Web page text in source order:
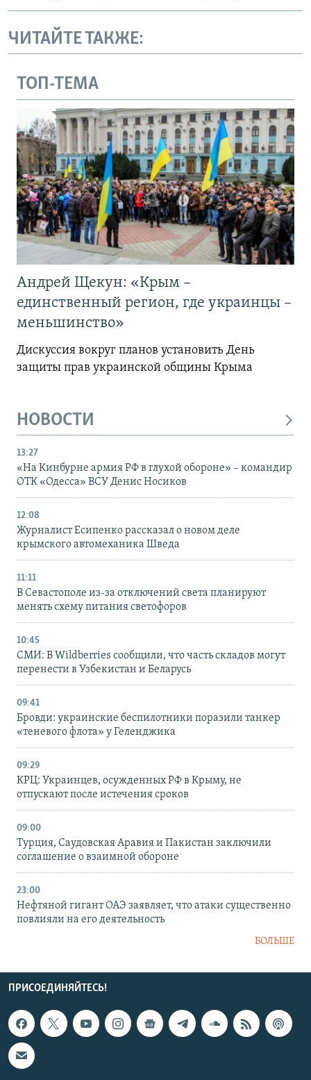
ЧИТАЙТЕ ТАКЖЕ:
ТОП-ТЕМА
Андрей Щекун: «Крым –
единственный регион, где украинцы –
меньшинство»
Дискуссия вокруг планов установить День
защиты прав украинской общины Крыма
НОВОСТИ
13:27
«На Кинбурне армия РФ в глухой обороне» – командир
ОТК «Одесса» ВСУ Денис Носиков
12:08
Журналист Есипенко рассказал о новом деле
крымского автомеханика Шведа
11:11
В Севастополе из-за отключений света планируют
менять схему питания светофоров
10:45
СМИ: В Wildberries сообщили, что часть складов могут
перенести в Узбекистан и Беларусь
09:41
Бровди: украинские беспилотники поразили танкер
«теневого флота» у Геленджика
09:29
КРЦ: Украинцев, осужденных РФ в Крыму, не
отпускают после истечения сроков
09:00
Турция, Саудовская Аравия и Пакистан заключили
соглашение о взаимной обороне
23:00
Нефтяной гигант ОАЭ заявляет, что атаки существенно
повлияли на его деятельность
БОЛЬШЕ
ПРИСОЕДИНЯЙТЕСЬ!